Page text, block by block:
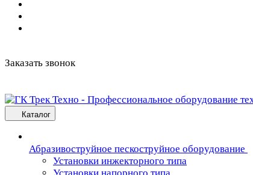
Заказать звонок
Каталог
Абразивоструйное пескоструйное оборудование
Установки инжекторного типа